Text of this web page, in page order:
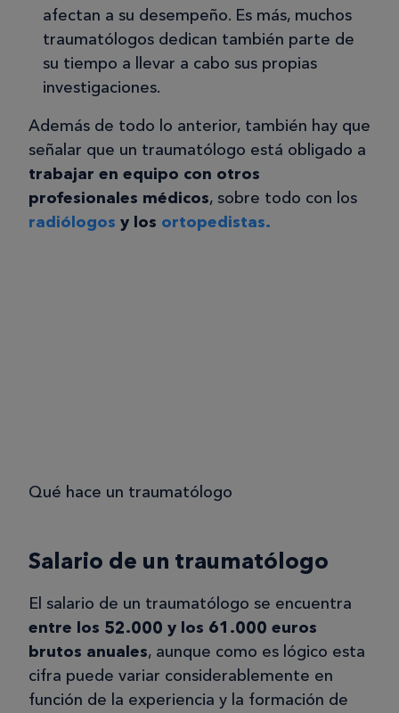
afectan a su desempeño. Es más, muchos
traumatólogos dedican también parte de
su tiempo a llevar a cabo sus propias
investigaciones.
Además de todo lo anterior, también hay que
señalar que un traumatólogo está obligado a
trabajar en equipo con otros
profesionales médicos, sobre todo con los
radiólogos y los ortopedistas.
Qué hace un traumatólogo
Salario de un traumatólogo
El salario de un traumatólogo se encuentra
entre los 52.000 y los 61.000 euros
brutos anuales, aunque como es lógico esta
cifra puede variar considerablemente en
función de la experiencia y la formación de